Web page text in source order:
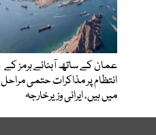
عمان کے ساتھ آبنائے ہرمز کے
انتظام پر مذاکرات حتمی مراحل
میں ہیں، ایرانی وزیرخارجہ